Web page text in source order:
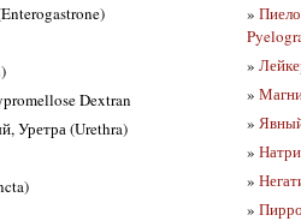
Dextran
Уретра (Urethra)
»
»
»
»
»
»
»